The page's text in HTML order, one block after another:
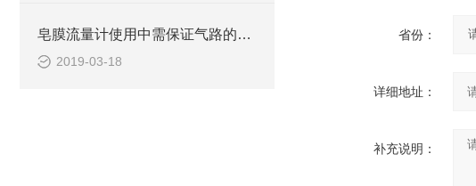
皂膜流量计使用中需保证气路的密封性
2019-03-18
省份：
详细地址：
补充说明：